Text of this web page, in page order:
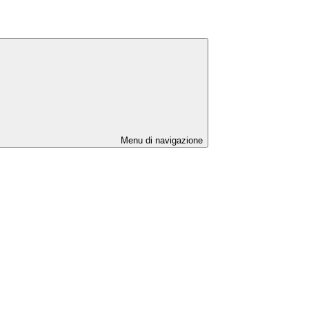
Menu di navigazione